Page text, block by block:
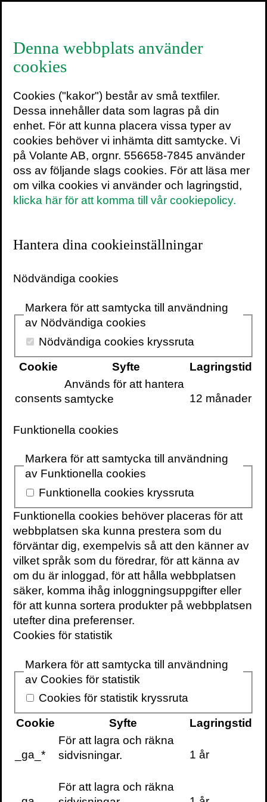
Göran Greider
SENASTE INLÄGG
TEXTARKIV
Varifrån kommer
egentligen musiken?
10 juni 2025
Här följer PRELUDIUM, min inledning till
bokenHärifrån kommer musiken
Nej, jag växte inte upp med den klassiska
musiken. Den kom till mig i tonåren, nådde
mig som ett främmande ljusfenomen på
den, men kan inte läsa den som partitur.
lekman på området men eftersom musiken
är en angelägenhet för alla, tror jag det
skriver om den.
Vägen in i ett stycke kan för min del ofta gå
via tonsättarens liv. När jag skriver om
musik upplever jag mig som friare än i
annat skrivande. Kanske handlar det om
att jag inte behöver vara konsekvent. Det
behöver musiken inte heller vara, och i
logisk (läs: argumenterande) mening är
den aldrig det. I slutändan är det antagligen
detta ögonblick sannolikt hundratals
miljoner över hela planeten – under
dygnets alla timmar kan försjunka i ett
kravlöst lyssnande på den musik de älskar.
När jag skriver om
musik upplever jag mig
som friare än i annat
skrivande
Denna webbplats använder
cookies
Cookies ("kakor") består av små textfiler.
Dessa innehåller data som lagras på din
enhet. För att kunna placera vissa typer av
cookies behöver vi inhämta ditt samtycke. Vi
på Volante AB, orgnr. 556658-7845 använder
oss av följande slags cookies. För att läsa mer
om vilka cookies vi använder och lagringstid,
klicka här för att komma till vår cookiepolicy.
Hantera dina cookieinställningar
Nödvändiga cookies
Markera för att samtycka till användning
av Nödvändiga cookies
Nödvändiga cookies kryssruta
Cookie
Syfte Lagringstid
consents
Används för att hantera
samtycke
12 månader
Funktionella cookies
Markera för att samtycka till användning
av Funktionella cookies
Funktionella cookies kryssruta
Funktionella cookies behöver placeras för att
webbplatsen ska kunna prestera som du
förväntar dig, exempelvis så att den känner av
vilket språk som du föredrar, för att känna av
om du är inloggad, för att hålla webbplatsen
säker, komma ihåg inloggningsuppgifter eller
för att kunna sortera produkter på webbplatsen
utefter dina preferenser.
Cookies för statistik
Markera för att samtycka till användning
av Cookies för statistik
Cookies för statistik kryssruta
Cookie
Syfte Lagringstid
_ga_*
För att lagra och räkna
sidvisningar.
1 år
För att lagra och räkna